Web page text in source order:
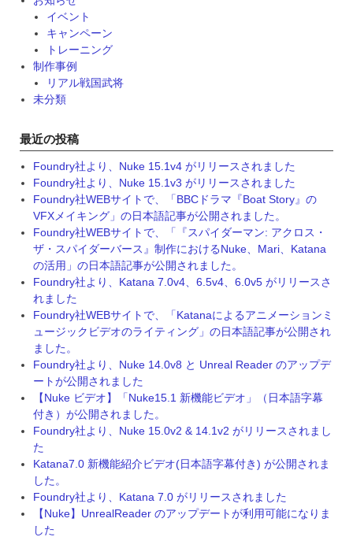
イベント
キャンペーン
トレーニング
制作事例
リアル戦国武将
未分類
最近の投稿
Foundry社より、Nuke 15.1v4 がリリースされました
Foundry社より、Nuke 15.1v3 がリリースされました
Foundry社WEBサイトで、「BBCドラマ『Boat Story』の
VFXメイキング」の日本語記事が公開されました。
Foundry社WEBサイトで、「『スパイダーマン: アクロス・
ザ・スパイダーバース』制作におけるNuke、Mari、Katana
の活用」の日本語記事が公開されました。
Foundry社より、Katana 7.0v4、6.5v4、6.0v5 がリリースさ
れました
Foundry社WEBサイトで、「Katanaによるアニメーションミ
ュージックビデオのライティング」の日本語記事が公開され
ました。
Foundry社より、Nuke 14.0v8 と Unreal Reader のアップデ
ートが公開されました
【Nuke ビデオ】「Nuke15.1 新機能ビデオ」（日本語字幕
付き）が公開されました。
Foundry社より、Nuke 15.0v2 & 14.1v2 がリリースされまし
た
Katana7.0 新機能紹介ビデオ(日本語字幕付き) が公開されま
した。
Foundry社より、Katana 7.0 がリリースされました
【Nuke】UnrealReader のアップデートが利用可能になりま
した